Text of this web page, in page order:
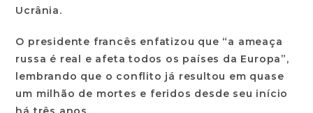
Ucrânia.
O presidente francês enfatizou que “a ameaça
russa é real e afeta todos os países da Europa”,
lembrando que o conflito já resultou em quase
um milhão de mortes e feridos desde seu início